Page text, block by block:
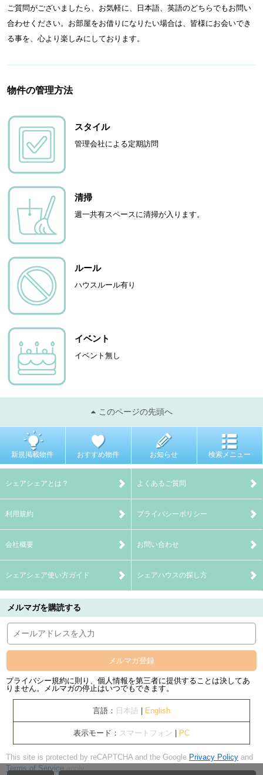
ご質問がございましたら、お気軽に、日本語、英語のどちらでもお問い
合わせください。お部屋をお借りになりたい場合は、皆様にお会いでき
る事を、心より楽しみにしております。
物件の管理方法
スタイル
管理会社による定期訪問
清掃
週一共有スペースに清掃が入ります。
ルール
ハウスルール有り
イベント
イベント無し
このページの先頭へ
新規掲載物件 おすすめ物件 お知らせ 検索メニュー
シェアシェアとは？ よくあるご質問
利用規約 プライバシーポリシー
会社概要 お問い合わせ
シェアシェア使い方ガイド シェアハウスの探し方
メルマガを購読する
メルマガ登録
プライバシー規約に則り、個人情報を第三者に提供することは決してあ
りません。メルマガの停止はいつでもできます。
言語： 日本語 English
表示モード： スマートフォン PC
This site is protected by reCAPTCHA and the Google Privacy Policy and
Terms of Service